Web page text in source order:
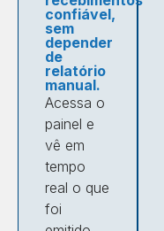
confiável,
sem
depender
de
relatório
manual.
Acessa o
painel e
vê em
tempo
real o que
foi